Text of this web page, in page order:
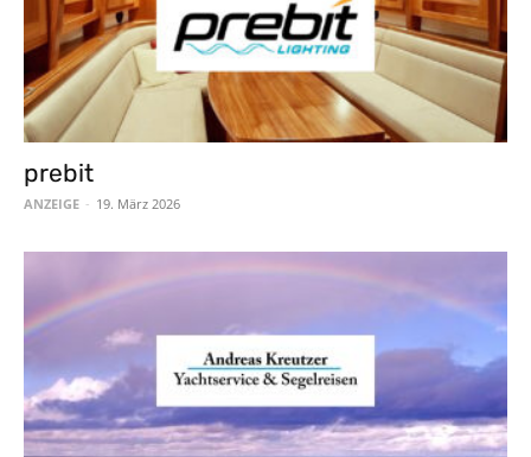
prebit
ANZEIGE - 19. März 2026